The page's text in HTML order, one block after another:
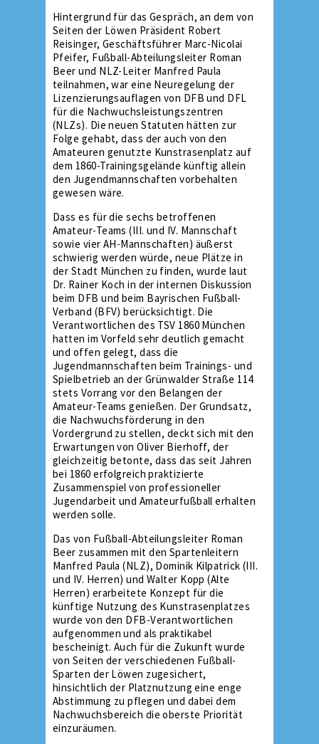
Hintergrund für das Gespräch, an dem von
Seiten der Löwen Präsident Robert
Reisinger, Geschäftsführer Marc-Nicolai
Pfeifer, Fußball-Abteilungsleiter Roman
Beer und NLZ-Leiter Manfred Paula
teilnahmen, war eine Neuregelung der
Lizenzierungsauflagen von DFB und DFL
für die Nachwuchsleistungszentren
(NLZs). Die neuen Statuten hätten zur
Folge gehabt, dass der auch von den
Amateuren genutzte Kunstrasenplatz auf
dem 1860-Trainingsgelände künftig allein
den Jugendmannschaften vorbehalten
gewesen wäre.
Dass es für die sechs betroffenen
Amateur-Teams (III. und IV. Mannschaft
sowie vier AH-Mannschaften) äußerst
schwierig werden würde, neue Plätze in
der Stadt München zu finden, wurde laut
Dr. Rainer Koch in der internen Diskussion
beim DFB und beim Bayrischen Fußball-
Verband (BFV) berücksichtigt. Die
Verantwortlichen des TSV 1860 München
hatten im Vorfeld sehr deutlich gemacht
und offen gelegt, dass die
Jugendmannschaften beim Trainings- und
Spielbetrieb an der Grünwalder Straße 114
stets Vorrang vor den Belangen der
Amateur-Teams genießen. Der Grundsatz,
die Nachwuchsförderung in den
Vordergrund zu stellen, deckt sich mit den
Erwartungen von Oliver Bierhoff, der
gleichzeitig betonte, dass das seit Jahren
bei 1860 erfolgreich praktizierte
Zusammenspiel von professioneller
Jugendarbeit und Amateurfußball erhalten
werden solle.
Das von Fußball-Abteilungsleiter Roman
Beer zusammen mit den Spartenleitern
Manfred Paula (NLZ), Dominik Kilpatrick (III.
und IV. Herren) und Walter Kopp (Alte
Herren) erarbeitete Konzept für die
künftige Nutzung des Kunstrasenplatzes
wurde von den DFB-Verantwortlichen
aufgenommen und als praktikabel
bescheinigt. Auch für die Zukunft wurde
von Seiten der verschiedenen Fußball-
Sparten der Löwen zugesichert,
hinsichtlich der Platznutzung eine enge
Abstimmung zu pflegen und dabei dem
Nachwuchsbereich die oberste Priorität
einzuräumen.